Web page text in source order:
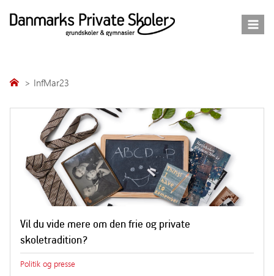
InfMar23
Vil du vide mere om den frie og private
skoletradition?
Politik og presse